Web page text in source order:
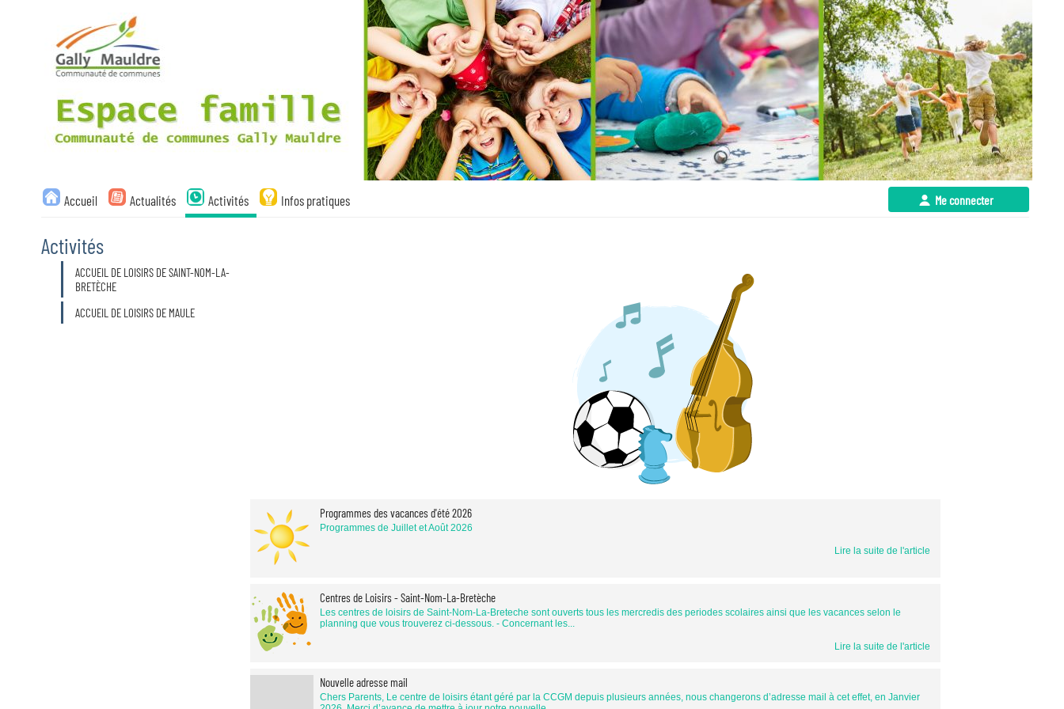
Liste
des
Accueil Actualités Activités Infos pratiques Me connecter
Activités
catégories
d'activité
ACCUEIL DE LOISIRS DE SAINT-NOM-LA-
BRETÈCHE
ACCUEIL DE LOISIRS DE MAULE
Programmes des vacances d'été 2026
Programmes de Juillet et Août 2026
Lire la suite de l'article
Centres de Loisirs - Saint-Nom-La-Bretèche
Les centres de loisirs de Saint-Nom-La-Breteche sont ouverts tous les mercredis des periodes scolaires ainsi que les vacances selon le
planning que vous trouverez ci-dessous. - Concernant les...
Lire la suite de l'article
Nouvelle adresse mail
Chers Parents, Le centre de loisirs étant géré par la CCGM depuis plusieurs années, nous changerons d’adresse mail à cet effet, en Janvier